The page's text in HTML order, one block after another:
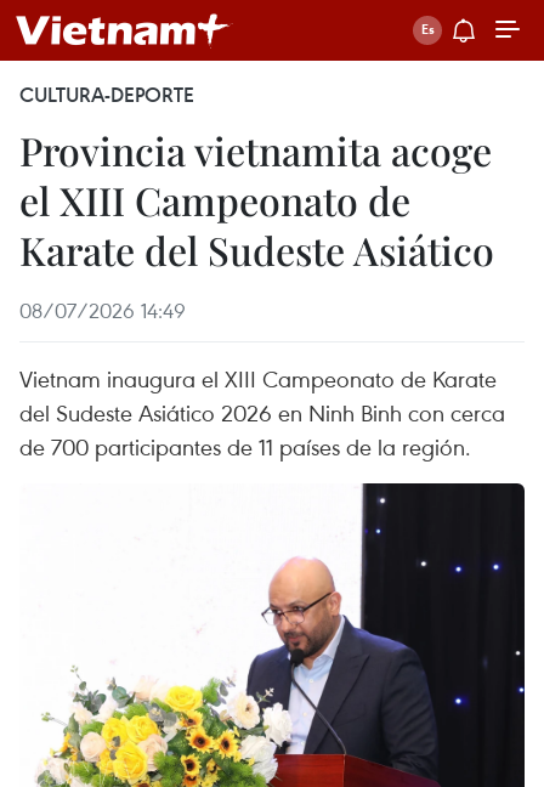
CULTURA-DEPORTE
Provincia vietnamita acoge
el XIII Campeonato de
Karate del Sudeste Asiático
08/07/2026 14:49
Vietnam inaugura el XIII Campeonato de Karate
del Sudeste Asiático 2026 en Ninh Binh con cerca
de 700 participantes de 11 países de la región.